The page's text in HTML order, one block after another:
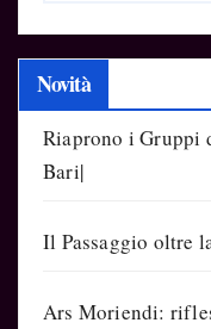
Novità
Riaprono i Gruppi
Bari|
Il Passaggio oltre
Ars Moriendi: